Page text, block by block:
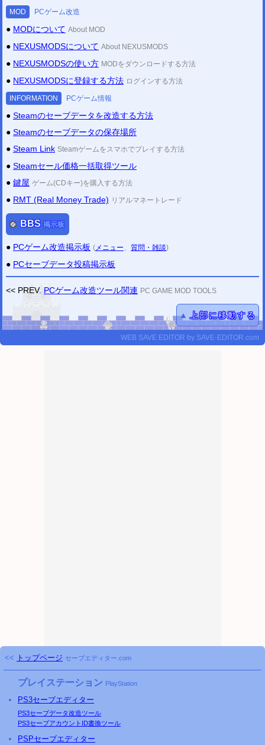
MOD PCゲーム改造
● MODについて About MOD
● NEXUSMODSについて About NEXUSMODS
● NEXUSMODSの使い方 MODをダウンロードする方法
● NEXUSMODSに登録する方法 ログインする方法
INFORMATION PCゲーム情報
● Steamのセーブデータを改造する方法
● Steamのセーブデータの保存場所
● Steam Link Steamゲームをスマホでプレイする方法
● Steamセール価格一括取得ツール
● 鍵屋 ゲーム(CDキー)を購入する方法
● RMT (Real Money Trade) リアルマネートレード
BBS掲示板
● PCゲーム改造掲示板 ( メニュー 質問・雑談)
● PCセーブデータ投稿掲示板
<< PREV. PCゲーム改造ツール関連 PC GAME MOD TOOLS
▲ 上部に移動する
WEB SAVE EDITOR by SAVE-EDITOR.com
<< トップページ セーブエディター.com
プレイステーション PlayStation
PS3セーブエディター
PS3セーブデータ改造ツール
PS3セーブアカウントID書換ツール
PSPセーブエディター